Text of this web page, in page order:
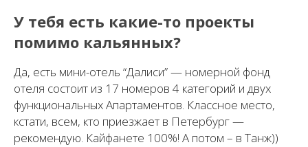
У тебя есть какие-то проекты
помимо кальянных?
Да, есть мини-отель “Далиси” — номерной фонд
отеля состоит из 17 номеров 4 категорий и двух
функциональных Апартаментов. Классное место,
кстати, всем, кто приезжает в Петербург —
рекомендую. Кайфанете 100%! А потом – в Танж))